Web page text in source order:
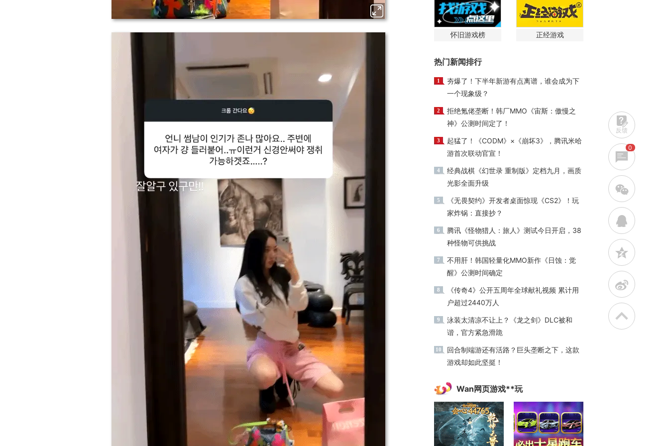
怀旧游戏榜 正经游戏
热门新闻排行
1
夯爆了！下半年新游有点离谱，谁会成为下
一个现象级？
2
拒绝氪佬垄断！韩厂MMO《宙斯：傲慢之
神》公测时间定了！
3
起猛了！《CODM》×《崩坏3》，腾讯米哈
游首次联动官宣！
4
经典战棋《幻世录 重制版》定档九月，画质
光影全面升级
5
《无畏契约》开发者桌面惊现《CS2》！玩
家炸锅：直接抄？
6
腾讯《怪物猎人：旅人》测试今日开启，38
种怪物可供挑战
7
不用肝！韩国轻量化MMO新作《日蚀：觉
醒》公测时间确定
8
《传奇4》公开五周年全球献礼视频 累计用
户超过2440万人
9
泳装太清凉不让上？《龙之剑》DLC被和
谐，官方紧急滑跪
10
回合制端游还有活路？巨头垄断之下，这款
游戏却如此坚挺！
Wan网页游戏**玩
反馈
0
w
q
z
t